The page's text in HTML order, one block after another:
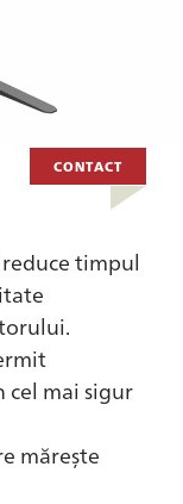
CONTACT
timpul
mai sigur
mărește